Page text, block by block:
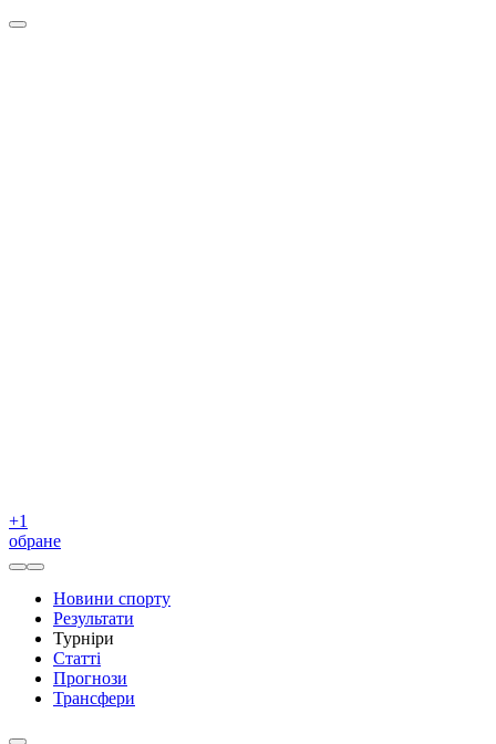
+1
обране
Новини спорту
Результати
Турніри
Статті
Прогнози
Трансфери